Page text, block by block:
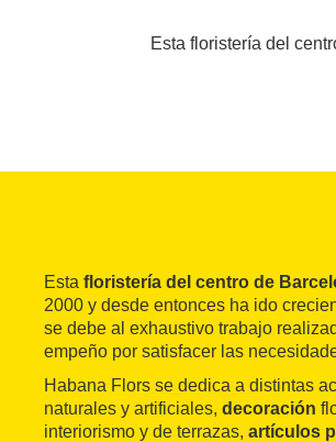
Esta floristería del
Esta floristería del centro de
2000 y desde entonces ha ido
se debe al exhaustivo trabajo
empeño por satisfacer las
Habana Flors se dedica a distintas
naturales y artificiales, decoración
interiorismo y de terrazas, artículos